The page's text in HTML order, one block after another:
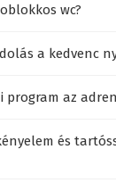
wc?
a kedvenc
program az
és